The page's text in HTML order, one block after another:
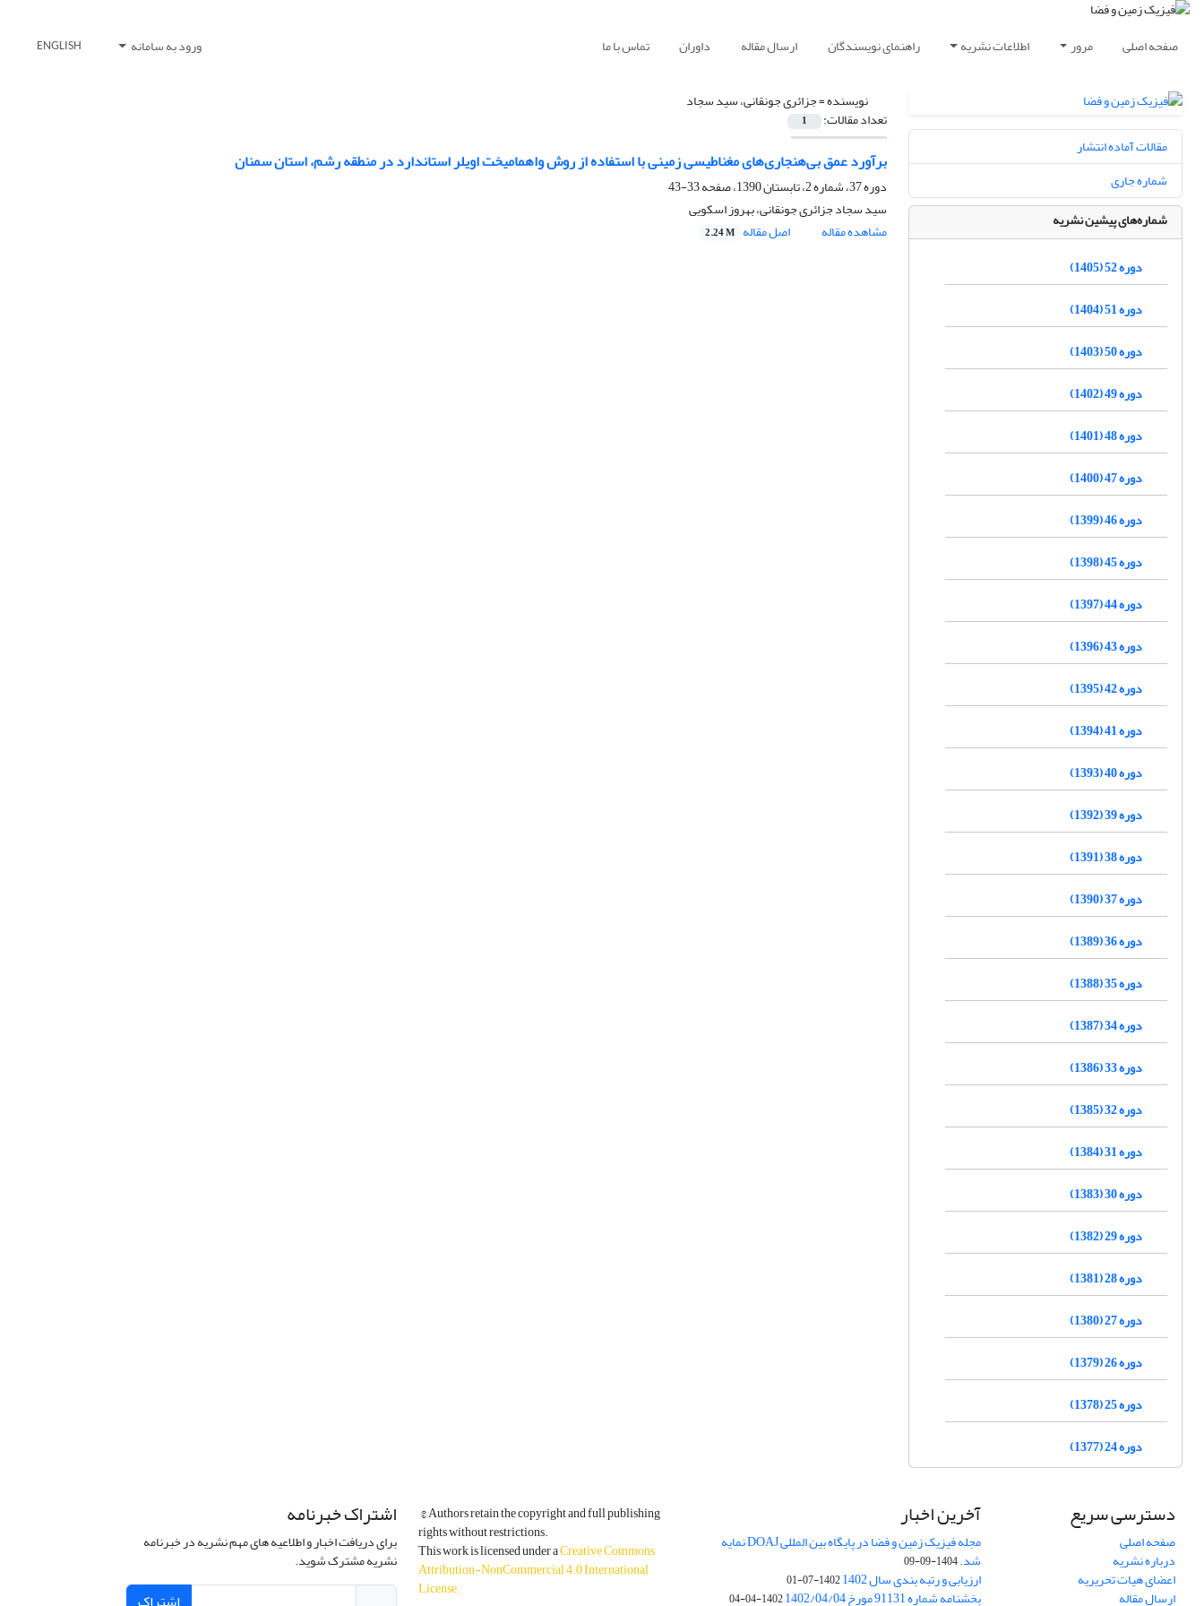
صفحه اصلی مرور اطلاعات نشریه راهنمای نویسندگان ارسال مقاله داوران تماس با ما ورود به سامانه ENGLISH
نویسنده =جزائری جونقانی، سید سجاد
تعداد مقالات: 1
برآورد عمق بی‌هنجاری‌‌های مغناطیسی زمینی با استفاده از روش واهمامیخت اویلر استاندارد در منطقه رشم، استان سمنان
دوره 37، شماره 2، تابستان 1390، صفحه
33-43
سید سجاد جزائری جونقانی، بهروز اسکویی
مشاهده مقاله
اصل مقاله 2.24 M
مقالات آماده انتشار
شماره جاری
شماره‌های پیشین نشریه
دوره 52 (1405)
دوره 51 (1404)
دوره 50 (1403)
دوره 49 (1402)
دوره 48 (1401)
دوره 47 (1400)
دوره 46 (1399)
دوره 45 (1398)
دوره 44 (1397)
دوره 43 (1396)
دوره 42 (1395)
دوره 41 (1394)
دوره 40 (1393)
دوره 39 (1392)
دوره 38 (1391)
دوره 37 (1390)
دوره 36 (1389)
دوره 35 (1388)
دوره 34 (1387)
دوره 33 (1386)
دوره 32 (1385)
دوره 31 (1384)
دوره 30 (1383)
دوره 29 (1382)
دوره 28 (1381)
دوره 27 (1380)
دوره 26 (1379)
دوره 25 (1378)
دوره 24 (1377)
دسترسی سریع
صفحه اصلی
درباره نشریه
اعضای هیات تحریریه
ارسال مقاله
آخرین اخبار
مجله فیزیک زمین و فضا در پایگاه بین المللی DOAJ نمایه
شد.1404-09-09
ارزیابی و رتبه بندی سال 1402 1402-07-01
بخشنامه شماره 91131 مورخ 1402/04/04 1402-04-04
© Authors retain the copyright and full publishing
rights without restrictions.
This work is licensed under aCreative Commons
Attribution-NonCommercial 4.0 International
License.
اشتراک خبرنامه
برای دریافت اخبار و اطلاعیه های مهم نشریه در خبرنامه
نشریه مشترک شوید.